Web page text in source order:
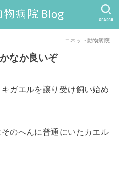
SEARCH
コネット動物病院
なか良いぞ
ガエルを譲り受け飼い始め
のへんに普通にいたカエル